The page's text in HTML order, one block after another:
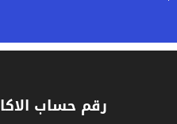
رقم حساب